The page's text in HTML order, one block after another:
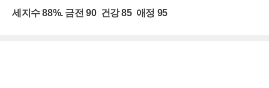
세지수 88%. 금전 90 건강 85 애정 95